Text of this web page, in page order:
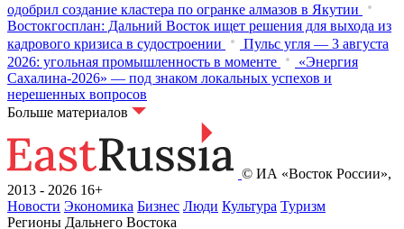
одобрил создание кластера по огранке алмазов в Якутии
Востокгосплан: Дальний Восток ищет решения для выхода из
кадрового кризиса в судостроении
Пульс угля — 3 августа
2026: угольная промышленность в моменте
«Энергия
Сахалина-2026» — под знаком локальных успехов и
нерешенных вопросов
Больше материалов
© ИА «Восток России»,
2013 - 2026 16+
Новости Экономика Бизнес Люди Культура Туризм
Регионы Дальнего Востока